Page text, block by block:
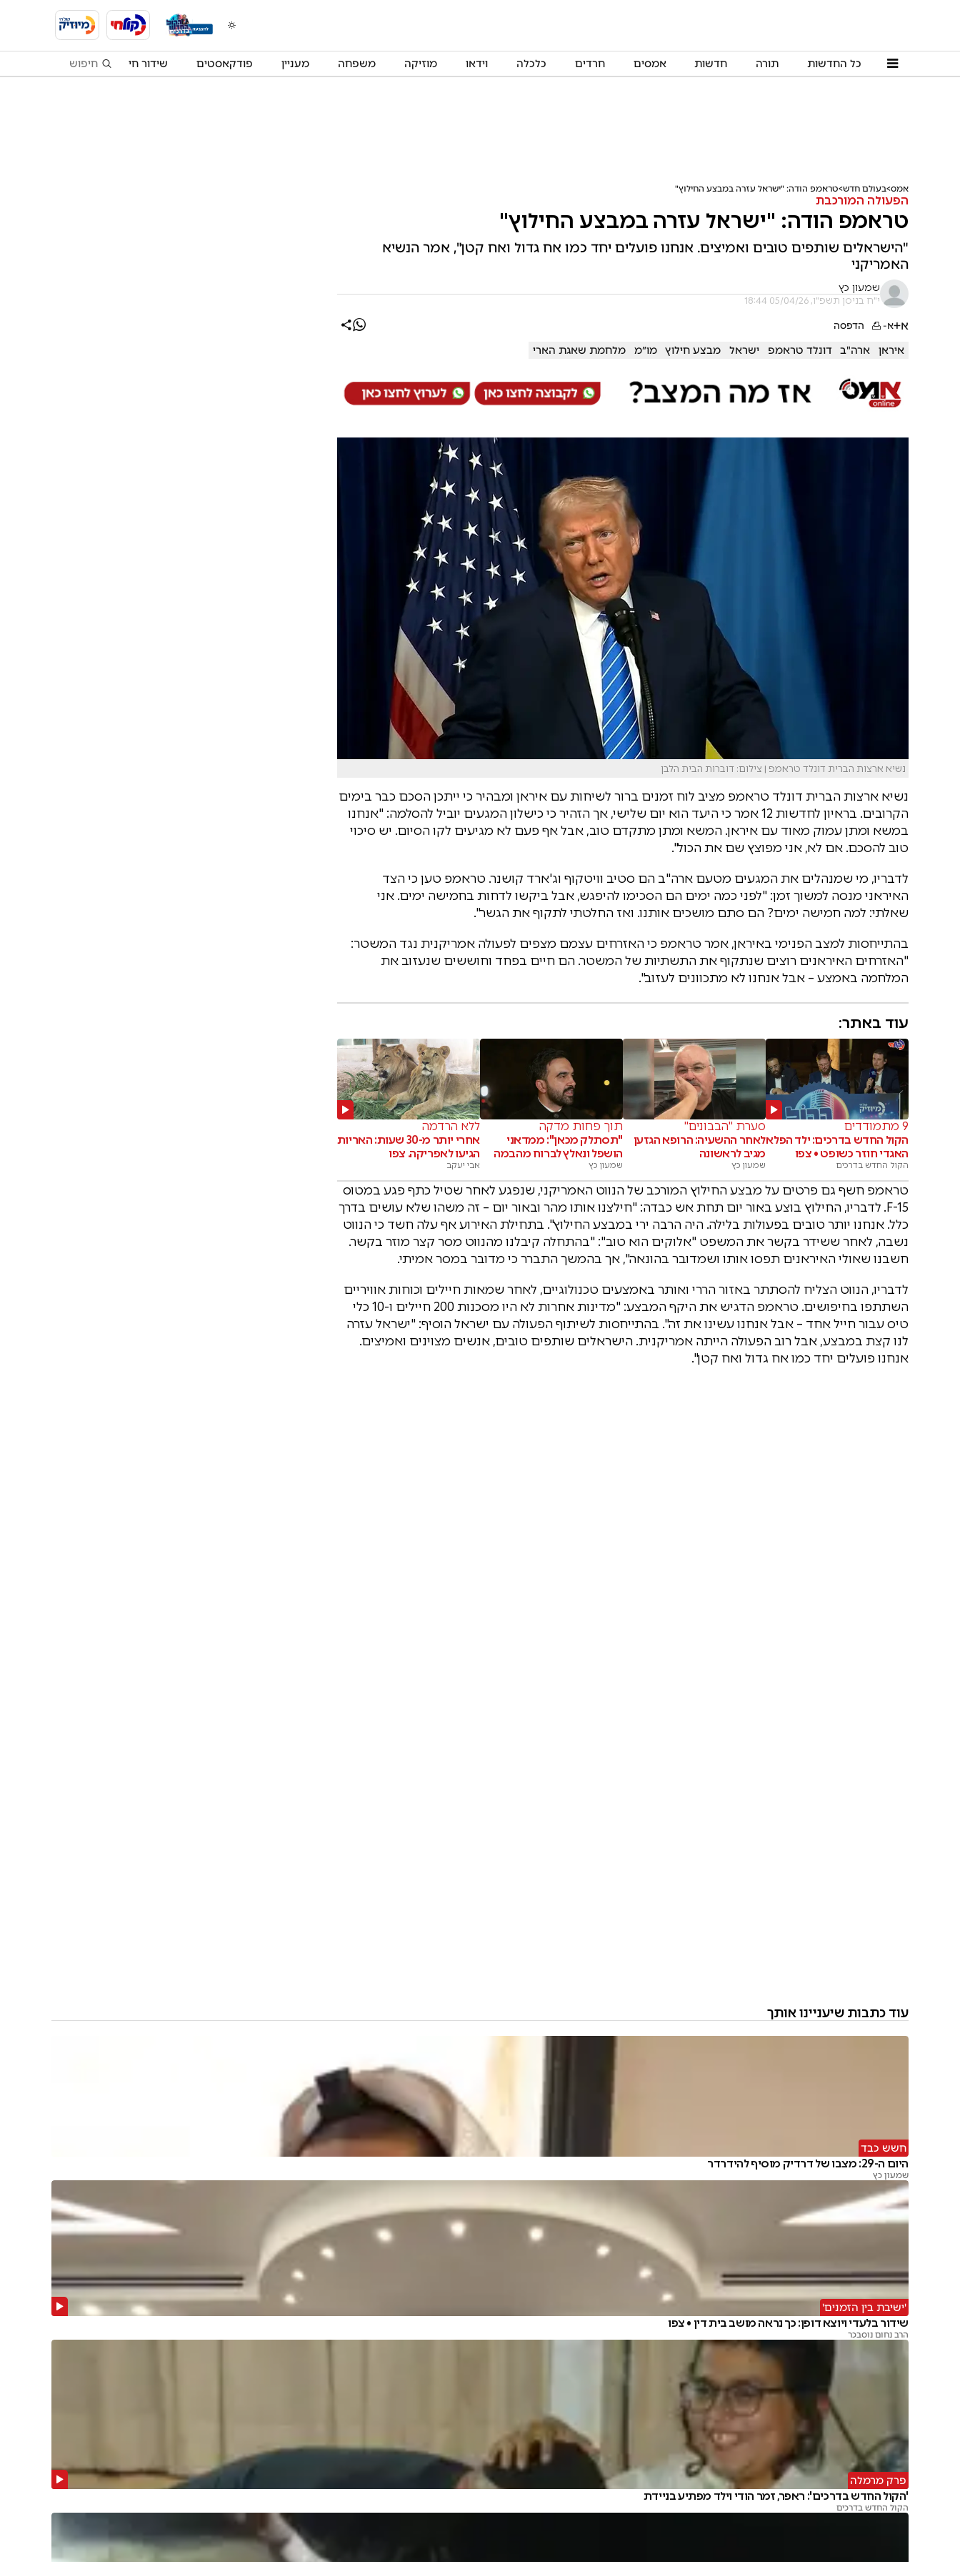
כל החדשות תורה חדשות אמסים חרדים כלכלה וידאו מוזיקה משפחה מעניין פודקאסטים שידור חי
אמס בעולם חדש טראמפ הודה: "ישראל עזרה במבצע החילוץ"
הפעולה המורכבת
טראמפ הודה: "ישראל עזרה במבצע החילוץ"
"הישראלים שותפים טובים ואמיצים. אנחנו פועלים יחד כמו אח גדול ואח קטן", אמר הנשיא
האמריקני
שמעון כץ
י"ח בניסן תשפ"ו, 05/04/26 18:44
א+א- הדפסה
איראן ארה"ב דונלד טראמפ ישראל מבצע חילוץ מו״מ מלחמת שאגת הארי
נשיא ארצות הברית דונלד טראמפ | צילום: דוברות הבית הלבן
נשיא ארצות הברית דונלד טראמפ מציב לוח זמנים ברור לשיחות עם איראן ומבהיר כי ייתכן הסכם כבר בימים
הקרובים. בראיון לחדשות 12 אמר כי היעד הוא יום שלישי, אך הזהיר כי כישלון המגעים יוביל להסלמה: "אנחנו
במשא ומתן עמוק מאוד עם איראן. המשא ומתן מתקדם טוב, אבל אף פעם לא מגיעים לקו הסיום. יש סיכוי
טוב להסכם. אם לא, אני מפוצץ שם את הכול".
לדבריו, מי שמנהלים את המגעים מטעם ארה"ב הם סטיב וויטקוף וג'ארד קושנר. טראמפ טען כי הצד
האיראני מנסה למשוך זמן: "לפני כמה ימים הם הסכימו להיפגש, אבל ביקשו לדחות בחמישה ימים. אני
שאלתי: למה חמישה ימים? הם סתם מושכים אותנו. ואז החלטתי לתקוף את הגשר".
בהתייחסות למצב הפנימי באיראן, אמר טראמפ כי האזרחים עצמם מצפים לפעולה אמריקנית נגד המשטר:
"האזרחים האיראנים רוצים שנתקוף את התשתיות של המשטר. הם חיים בפחד וחוששים שנעזוב את
המלחמה באמצע – אבל אנחנו לא מתכוונים לעזוב".
עוד באתר:
9 מתמודדים
הקול החדש בדרכים: ילד הפלא
האגדי חוזר כשופט • צפו
הקול החדש בדרכים
סערת "הבבונים"
לאחר ההשעיה: הרופא הגזען
מגיב לראשונה
שמעון כץ
תוך פחות מדקה
"תסתלק מכאן": ממדאני
הושפל ונאלץ לברוח מהבמה
שמעון כץ
ללא הרדמה
אחרי יותר מ-30 שעות: האריות
הגיעו לאפריקה. צפו
אבי יעקב
טראמפ חשף גם פרטים על מבצע החילוץ המורכב של הנווט האמריקני, שנפגע לאחר שטיל כתף פגע במטוס
F-15. לדבריו, החילוץ בוצע באור יום תחת אש כבדה: "חילצנו אותו מהר ובאור יום – זה משהו שלא עושים בדרך
כלל. אנחנו יותר טובים בפעולות בלילה. היה הרבה ירי במבצע החילוץ". בתחילת האירוע אף עלה חשד כי הנווט
נשבה, לאחר ששידר בקשר את המשפט "אלוקים הוא טוב": "בהתחלה קיבלנו מהנווט מסר קצר מוזר בקשר.
חשבנו שאולי האיראנים תפסו אותו ושמדובר בהונאה", אך בהמשך התברר כי מדובר במסר אמיתי.
לדבריו, הנווט הצליח להסתתר באזור הררי ואותר באמצעים טכנולוגיים, לאחר שמאות חיילים וכוחות אוויריים
השתתפו בחיפושים. טראמפ הדגיש את היקף המבצע: "מדינות אחרות לא היו מסכנות 200 חיילים ו-10 כלי
טיס עבור חייל אחד – אבל אנחנו עשינו את זה". בהתייחסות לשיתוף הפעולה עם ישראל הוסיף: "ישראל עזרה
לנו קצת במבצע, אבל רוב הפעולה הייתה אמריקנית. הישראלים שותפים טובים, אנשים מצוינים ואמיצים.
אנחנו פועלים יחד כמו אח גדול ואח קטן".
עוד כתבות שיעניינו אותך
חשש כבד
היום ה-29: מצבו של דרדיק מוסיף להידרדר
שמעון כץ
'ישיבת בין הזמנים'
שידור בלעדי ויוצא דופן: כך נראה מושב בית דין • צפו
הרב נחום נוסבכר
פרק מרמלה
'הקול החדש בדרכים': ראפר, זמר הודי וילד מפתיע בניידת
הקול החדש בדרכים